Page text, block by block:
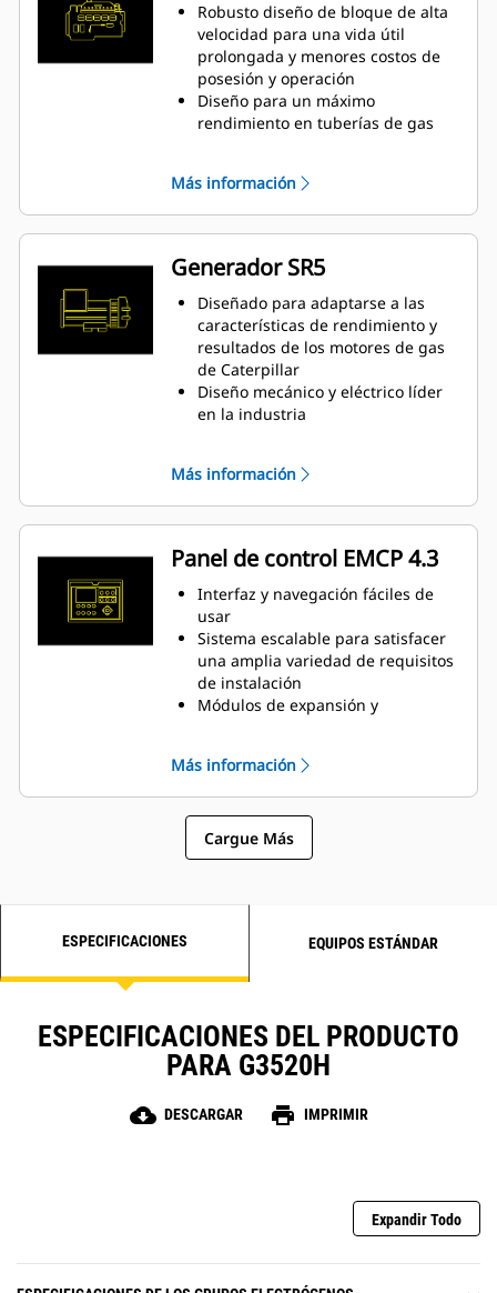
Robusto diseño de bloque de alta
velocidad para una vida útil
prolongada y menores costos de
posesión y operación
Diseño para un máximo
rendimiento en tuberías de gas
Sistema de combustión de cámara
abierta simple para garantizar la
fiabilidad y la flexibilidad del
combustible
Tecnología de vanguardia en el
sistema de encendido y control de
la relación de combustible/aire
para disminuir las emisiones y
mejorar la eficiencia del motor
Un módulo de control electrónico
administra todas las funciones del
combustible/aire y protección del
motor
Más información
Generador SR5
Diseñado para adaptarse a las
características de rendimiento y
resultados de los motores de gas
de Caterpillar
Diseño mecánico y eléctrico líder
en la industria
Más información
Panel de control EMCP 4.3
Interfaz y navegación fáciles de
usar
Sistema escalable para satisfacer
una amplia variedad de requisitos
de instalación
Módulos de expansión y
especiales del cliente
Más información
Cargue Más
ESPECIFICACIONES EQUIPOS ESTÁNDAR
ESPECIFICACIONES DEL PRODUCTO
PARA G3520H
cloud_download DESCARGAR print IMPRIMIR
Expandir Todo